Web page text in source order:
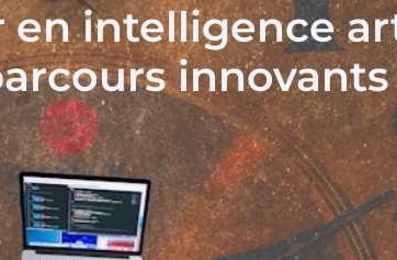
intelligence
innovants